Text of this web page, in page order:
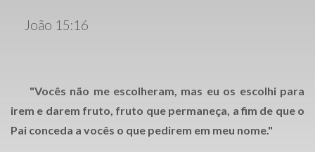
João 15:16
"Vocês não me escolheram, mas eu os escolhi para
irem e darem fruto, fruto que permaneça, a fim de que o
Pai conceda a vocês o que pedirem em meu nome."